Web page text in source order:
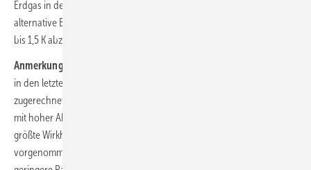
Erdgas in der Strom-, Wärme- und Industrieproduktion durch
alternative Brennstoffe zu ersetzen oder die Raumtemperatur um 0,5
bis 1,5 K abzusenken.
Anmerkung der Redaktion:
in den letzten Wochen immer wieder dem Einsparpotenzial
zugerechnet. Bisher fehlt es aber an Vorschlägen, wie eine Umsetzung
mit hoher Akzeptanz jenseits von Appellen aussehen könnte. Der
größte Wirkhebel dürften wohl hohe Gaspreise sein. Die häufig
vorgenommene Pauschalierung einer Einsparung von 6 %/K